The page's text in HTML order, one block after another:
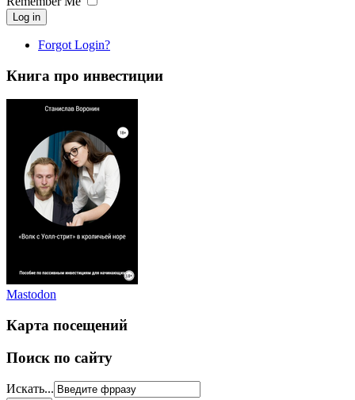
Log in
Forgot Login?
Книга про инвестиции
Mastodon
Карта посещений
Поиск по сайту
Искать...